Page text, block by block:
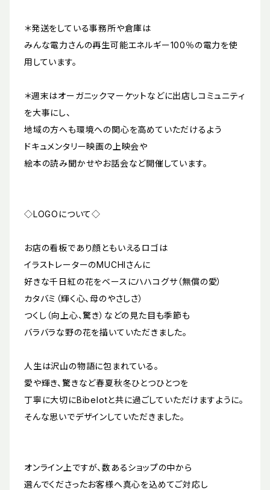
＊発送をしている事務所や倉庫は
みんな電力さんの再生可能エネルギー100％の電力を使
用しています。
＊週末はオーガニックマーケットなどに出店しコミュニティ
を大事にし、
地域の方へも環境への関心を高めていただけるよう
ドキュメンタリー映画の上映会や
絵本の読み聞かせやお話会など開催しています。
◇LOGOについて◇
お店の看板であり顔ともいえるロゴは
イラストレーターのMUCHIさんに
好きな千日紅の花をベースにハハコグサ（無償の愛）
カタバミ（輝く心、母のやさしさ）
つくし（向上心、驚き）などの見た目も季節も
バラバラな野の花を描いていただきました。
人生は沢山の物語に包まれている。
愛や輝き、驚きなど春夏秋冬ひとつひとつを
丁寧に大切にBibelotと共に過ごしていただけますように。
そんな思いでデザインしていただきました。
オンライン上ですが、数あるショップの中から
選んでくださったお客様へ真心を込めてご対応し